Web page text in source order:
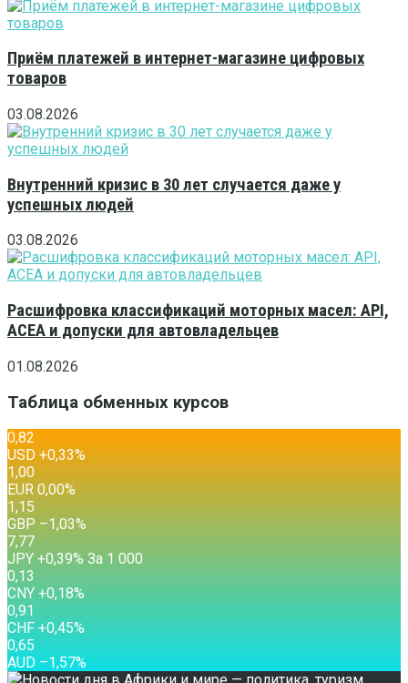
Приём платежей в интернет-магазине цифровых
товаров
03.08.2026
Внутренний кризис в 30 лет случается даже у
успешных людей
03.08.2026
Расшифровка классификаций моторных масел: API,
ACEA и допуски для автовладельцев
01.08.2026
Таблица обменных курсов
0,82
USD +0,33%
1,00
EUR 0,00%
1,15
GBP –1,03%
7,77
JPY +0,39% За 1 000
0,13
CNY +0,18%
0,91
CHF +0,45%
0,65
AUD –1,57%